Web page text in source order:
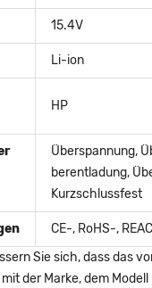
15.4V
Li-ion
HP
Überspannung,
berentladung,
Kurzschlussfest
CE-, RoHS-,
Sie sich, dass das
der Marke, dem Modell